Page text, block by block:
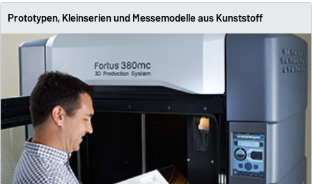
Prototypen, Kleinserien und Messemodelle aus Kunststoff